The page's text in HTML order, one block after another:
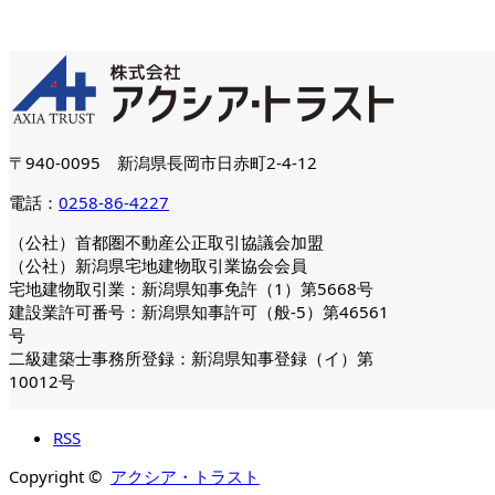
〒940-0095 新潟県長岡市日赤町2-4-12
電話： 0258-86-4227
（公社）首都圏不動産公正取引協議会加盟
（公社）新潟県宅地建物取引業協会会員
宅地建物取引業：新潟県知事免許（1）第5668号
建設業許可番号：新潟県知事許可（般-5）第46561
号
二級建築士事務所登録：新潟県知事登録（イ）第
10012号
RSS
Copyright © アクシア・トラスト